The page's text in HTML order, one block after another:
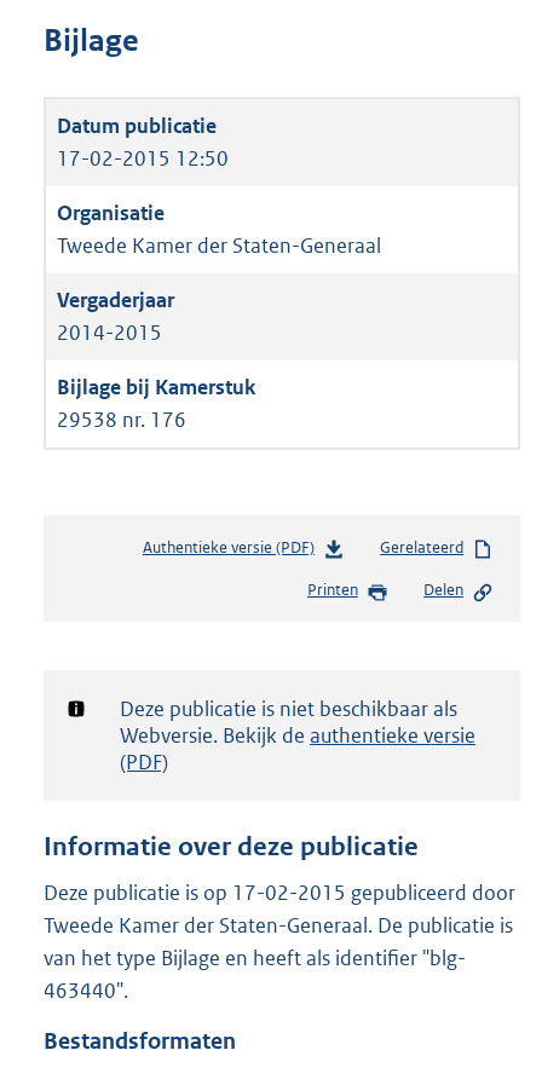
Bijlage
17-02-2015 12:50
Tweede Kamer der Staten-Generaal
2014-2015
29538 nr. 176
Authentieke versie (PDF)b
s
d
g
t
e
:
6
Gerelateerd
Printen Delen
Notificatie:
Deze publicatie is niet beschikbaar als
Webversie. Bekijk de authentieke versie
(PDF)
Informatie over deze publicatie
Deze publicatie is op 17-02-2015 gepubliceerd door
Tweede Kamer der Staten-Generaal. De publicatie is
van het type Bijlage en heeft als identifier "blg-
463440".
Bestandsformaten